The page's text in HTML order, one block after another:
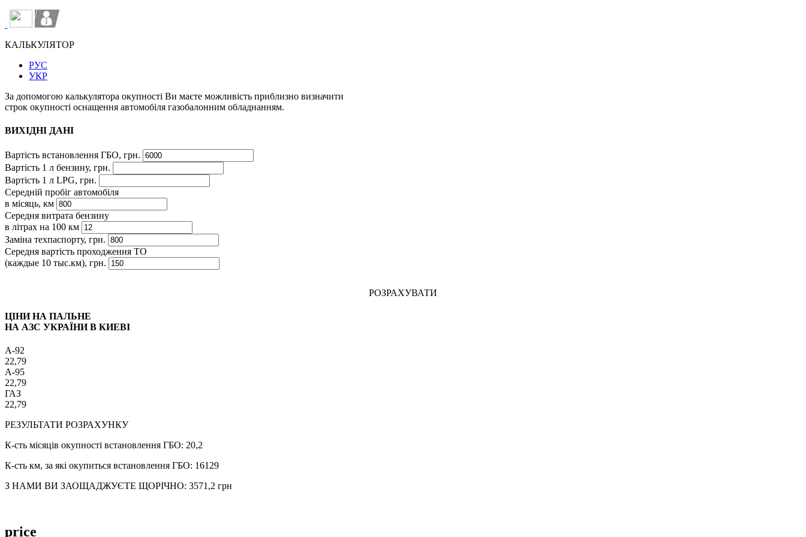
КАЛЬКУЛЯТОР
РУС
УКР
За допомогою калькулятора окупності Ви маєте можливість приблизно визначити
строк окупності оснащення автомобіля газобалонним обладнанням.
ВИХІДНІ ДАНІ
Вартість встановлення ГБО, грн.
Вартість 1 л бензину, грн.
Вартість 1 л LPG, грн.
Середній пробіг автомобіля
в місяць, км
Середня витрата бензину
в літрах на 100 км
Заміна техпаспорту, грн.
Середня вартість проходження ТО
(каждые 10 тыс.км), грн.
РОЗРАХУВАТИ
ЦІНИ НА ПАЛЬНЕ
НА АЗС УКРАЇНИ В КИЕВІ
A-92
22,79
A-95
22,79
ГАЗ
22,79
РЕЗУЛЬТАТИ РОЗРАХУНКУ
К-сть місяців окупності встановлення ГБО: 20,2
К-сть км, за які окупиться встановлення ГБО: 16129
З НАМИ ВИ ЗАОЩАДЖУЄТЕ ЩОРІЧНО: 3571,2 грн
price